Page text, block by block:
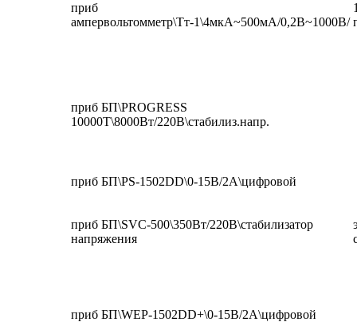
приб
ампервольтомметр\Тт-1\4мкА~500мА/0,2В~1000В/
приб БП\PROGRESS
10000T\8000Вт/220В\стабилиз.напр.
приб БП\PS-1502DD\0-15В/2А\цифровой
приб БП\SVC-500\350Вт/220В\стабилизатор
напряжения
приб БП\WEP-1502DD+\0-15В/2А\цифровой